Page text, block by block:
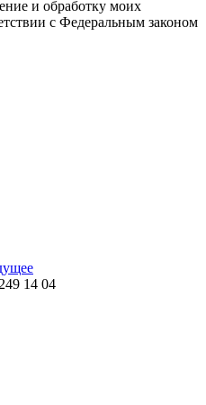
и обработку моих
с Федеральным законом
14 04